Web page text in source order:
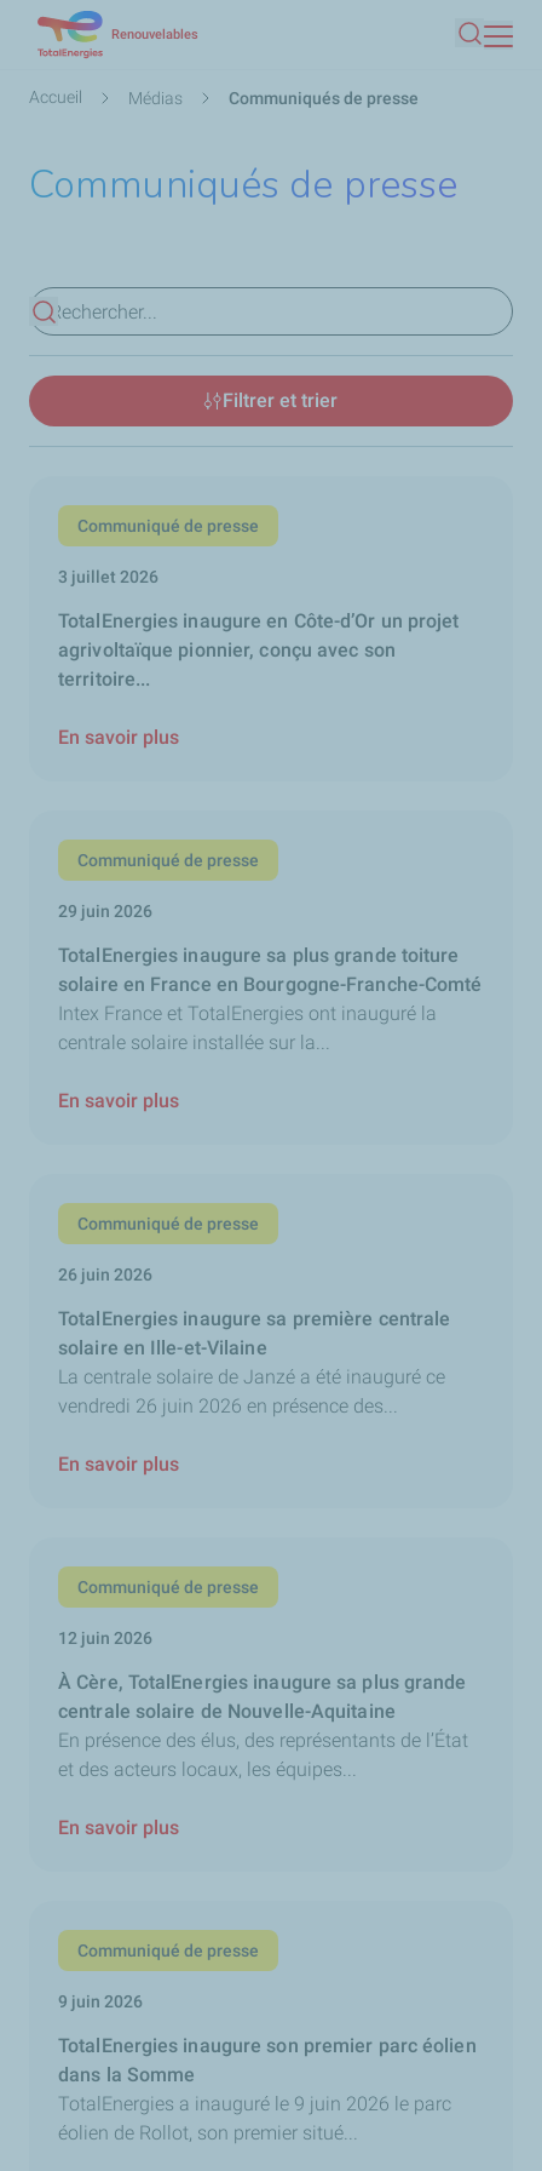
contenu
Renouvelables
Fil
Accueil Médias Communiqués de presse
Communiqués de presse
Voir les résultats
Filtrer et trier
Communiqué de presse
3 juillet 2026
TotalEnergies inaugure en Côte-d’Or un projet
agrivoltaïque pionnier, conçu avec son
territoire...
En savoir plus
Communiqué de presse
29 juin 2026
TotalEnergies inaugure sa plus grande toiture
solaire en France en Bourgogne-Franche-Comté
Intex France et TotalEnergies ont inauguré la
centrale solaire installée sur la...
En savoir plus
Communiqué de presse
26 juin 2026
TotalEnergies inaugure sa première centrale
solaire en Ille-et-Vilaine
La centrale solaire de Janzé a été inauguré ce
vendredi 26 juin 2026 en présence des...
En savoir plus
Communiqué de presse
12 juin 2026
À Cère, TotalEnergies inaugure sa plus grande
centrale solaire de Nouvelle-Aquitaine
En présence des élus, des représentants de l’État
et des acteurs locaux, les équipes...
En savoir plus
Communiqué de presse
9 juin 2026
TotalEnergies inaugure son premier parc éolien
dans la Somme
TotalEnergies a inauguré le 9 juin 2026 le parc
éolien de Rollot, son premier situé...